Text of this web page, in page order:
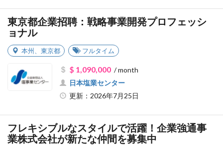
東京都企業招聘：戦略事業開発プロフェッシ
ョナル
本州 東京都 フルタイム
$ 1,090,000/ month
日本塩業センター
更新：2026年7月25日
フレキシブルなスタイルで活躍！企業強通事
業株式会社が新たな仲間を募集中